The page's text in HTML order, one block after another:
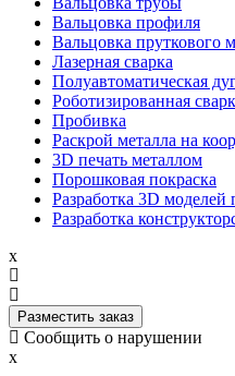
Вальцовка профиля
Вальцовка пруткового
Лазерная сварка
Полуавтоматическая
Роботизированная
Пробивка
Раскрой металла на
3D печать металлом
Порошковая покраска
Разработка 3D моделей
Разработка
x
Разместить заказ
Сообщить о нарушении
x